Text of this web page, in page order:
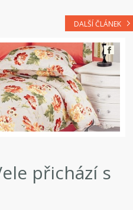
DALŠÍ ČLÁNEK
přichází s